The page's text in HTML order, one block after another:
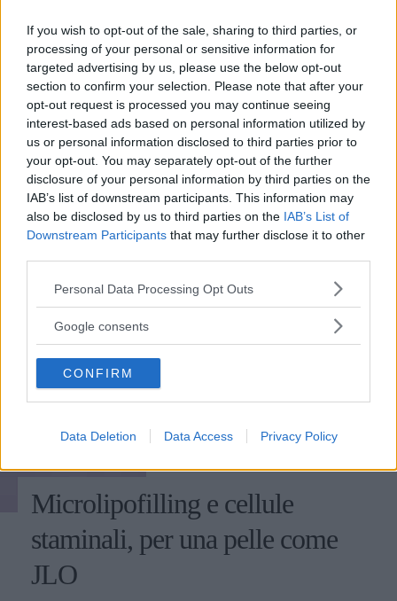
If you wish to opt-out of the sale, sharing to third parties, or
processing of your personal or sensitive information for
targeted advertising by us, please use the below opt-out
section to confirm your selection. Please note that after your
opt-out request is processed you may continue seeing
interest-based ads based on personal information utilized by
us or personal information disclosed to third parties prior to
your opt-out. You may separately opt-out of the further
disclosure of your personal information by third parties on the
IAB’s list of downstream participants. This information may
also be disclosed by us to third parties on the IAB’s List of
Downstream Participants that may further disclose it to other
Please note that this website/app uses one or more Google
not limited to your visit or usage behaviour. You may click to
use your data for below specified purposes in below Google
consent section.
Personal Data Processing Opt Outs
Google consents
CONFIRM
Data Deletion Data Access Privacy Policy
EMMA PIETRAROSA
BELLEZZA
Microlipofilling e cellule
staminali, per una pelle come
JLO